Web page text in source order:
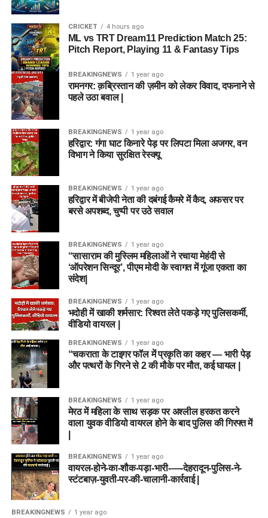
CRICKET 4 hours ago
ML vs TRT Dream11 Prediction Match 25:
Pitch Report, Playing 11 & Fantasy Tips
BREAKINGNEWS 1 year ago
रामनगर: क़ब्रिस्तान की ज़मीन को लेकर विवाद, दफनाने से
पहले उठा बवाल |
BREAKINGNEWS 1 year ago
हरिद्वार: गंगा घाट किनारे पेड़ पर लिपटा मिला अजगर, वन
विभाग ने किया सुरक्षित रेस्क्यू
BREAKINGNEWS 1 year ago
हरिद्वार में बीजेपी नेता की दबंगई कैमरे में कैद, अफसर पर
बरसे अपशब्द, चुप्पी पर उठे सवाल
BREAKINGNEWS 1 year ago
“सासाराम की मुस्लिम महिलाओं ने रचाया मेहंदी से
‘ऑपरेशन सिन्दूर’, पीएम मोदी के स्वागत में गूंजा एकता का
संदेश|
BREAKINGNEWS 1 year ago
भदोही में खाकी शर्मसार: रिश्वत लेते पकड़े गए पुलिसकर्मी,
वीडियो वायरल |
BREAKINGNEWS 1 year ago
“चकराता के टाइगर फॉल में प्रकृति का कहर — भारी पेड़
और पत्थरों के गिरने से 2 की मौके पर मौत, कई घायल |
BREAKINGNEWS 1 year ago
मेरठ में महिला के साथ सड़क पर अश्लील हरकत करने
वाला युवक वीडियो वायरल होने के बाद पुलिस की गिरफ्त में
BREAKINGNEWS 1 year ago
वायरल-होने-का-शौक-पड़ा-भारी-—-देहरादून-पुलिस-ने-
स्टंटबाज़-युवती-पर-की-चालानी-कार्रवाई |
BREAKINGNEWS 1 year ago